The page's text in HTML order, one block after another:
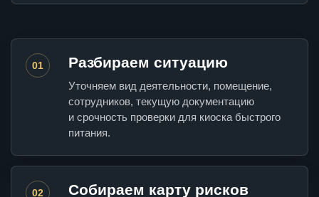
01 Разбираем ситуацию
Уточняем вид деятельности, помещение,
сотрудников, текущую документацию
и срочность проверки для киоска быстрого
питания.
02 Собираем карту рисков